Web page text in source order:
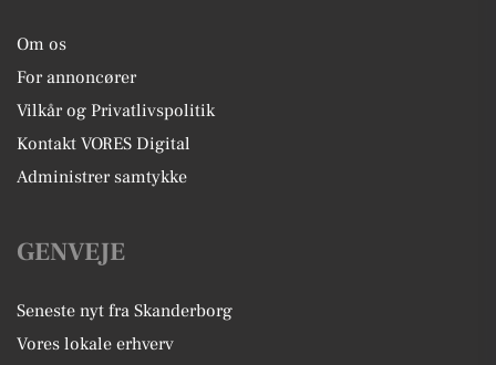
Om os
For annoncører
Vilkår og Privatlivspolitik
Kontakt VORES Digital
Administrer samtykke
GENVEJE
Seneste nyt fra Skanderborg
Vores lokale erhverv